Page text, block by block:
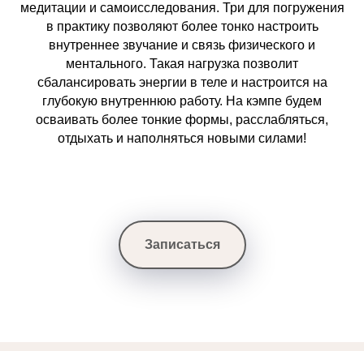
медитации и самоисследования. Три для погружения
в практику позволяют более тонко настроить
внутреннее звучание и связь физического и
ментального. Такая нагрузка позволит
сбалансировать энергии в теле и настроится на
глубокую внутреннюю работу. На кэмпе будем
осваивать более тонкие формы, расслабляться,
отдыхать и наполняться новыми силами!
Записаться